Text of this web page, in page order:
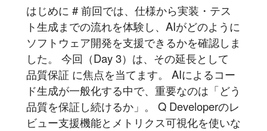
はじめに # 前回では、仕様から実装・テス
ト生成までの流れを体験し、AIがどのように
ソフトウェア開発を支援できるかを確認しま
した。 今回（Day 3）は、その延長として
品質保証 に焦点を当てます。 AIによるコー
ド生成が一般化する中で、重要なのは「どう
品質を保証し続けるか」。 Q Developerのレ
ビュー支援機能とメトリクス可視化を使いな